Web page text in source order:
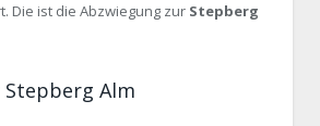
Die ist die Abzwiegung zur Stepberg
Alm